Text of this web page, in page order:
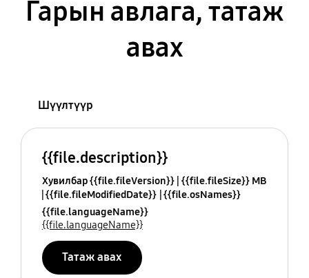
Гарын авлага, татаж
авах
Шүүлтүүр
{{file.description}}
Хувилбар {{file.fileVersion}} {{file.fileSize}} MB
{{file.fileModifiedDate}} {{file.osNames}}
{{file.languageName}}
{{file.languageName}}
Татаж авах